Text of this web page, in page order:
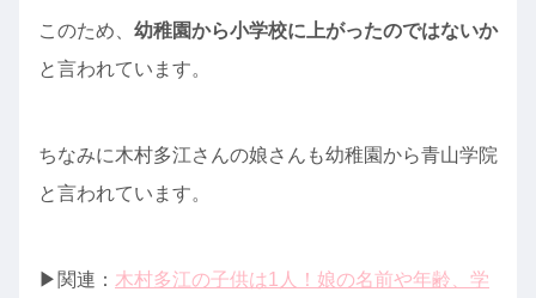
このため、 幼稚園から小学校に上がったのではないか
と言われています。
ちなみに木村多江さんの娘さんも幼稚園から青山学院
と言われています。
▶︎関連： 木村多江の子供は1人！娘の名前や年齢、学